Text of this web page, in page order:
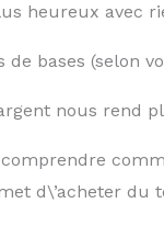
heureux avec
de bases (selon
nous rend
d\’acheter du